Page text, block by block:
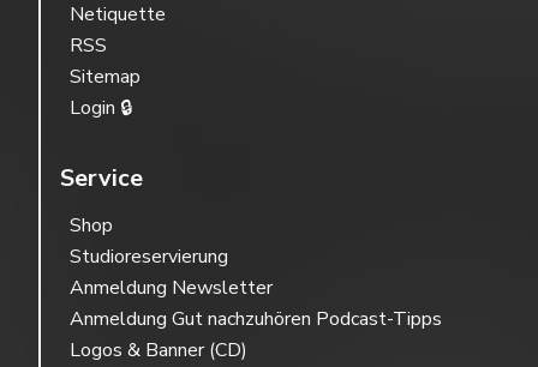
Netiquette
RSS
Sitemap
Login 🔒
Service
Shop
Studioreservierung
Anmeldung Newsletter
Anmeldung Gut nachzuhören Podcast-Tipps
Logos & Banner (CD)